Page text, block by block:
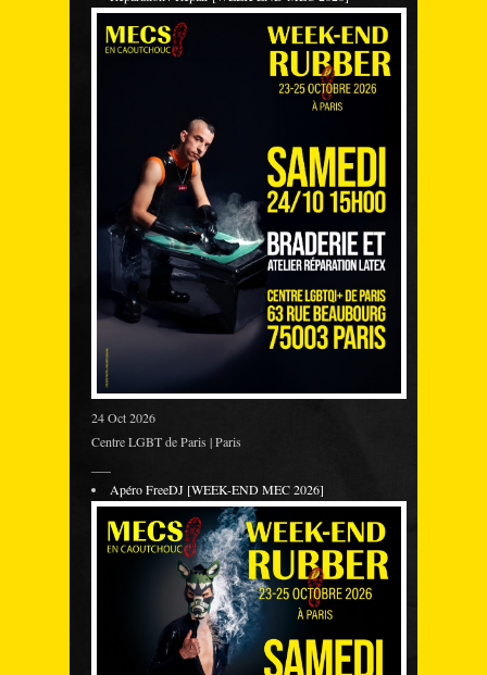
24 Oct 2026
Centre LGBT de Paris | Paris
Apéro FreeDJ [WEEK-END MEC 2026]